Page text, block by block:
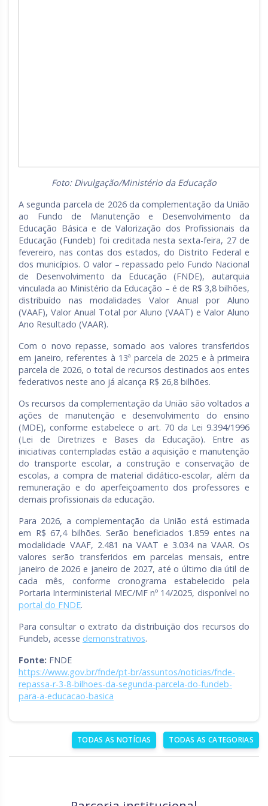
Foto: Divulgação/Ministério da Educação
A segunda parcela de 2026 da complementação da União
ao Fundo de Manutenção e Desenvolvimento da
Educação Básica e de Valorização dos Profissionais da
Educação (Fundeb) foi creditada nesta sexta-feira, 27 de
fevereiro, nas contas dos estados, do Distrito Federal e
dos municípios. O valor – repassado pelo Fundo Nacional
de Desenvolvimento da Educação (FNDE), autarquia
vinculada ao Ministério da Educação – é de R$ 3,8 bilhões,
distribuído nas modalidades Valor Anual por Aluno
(VAAF), Valor Anual Total por Aluno (VAAT) e Valor Aluno
Ano Resultado (VAAR).
Com o novo repasse, somado aos valores transferidos
em janeiro, referentes à 13ª parcela de 2025 e à primeira
parcela de 2026, o total de recursos destinados aos entes
federativos neste ano já alcança R$ 26,8 bilhões.
Os recursos da complementação da União são voltados a
ações de manutenção e desenvolvimento do ensino
(MDE), conforme estabelece o art. 70 da Lei 9.394/1996
(Lei de Diretrizes e Bases da Educação). Entre as
iniciativas contempladas estão a aquisição e manutenção
do transporte escolar, a construção e conservação de
escolas, a compra de material didático-escolar, além da
remuneração e do aperfeiçoamento dos professores e
demais profissionais da educação.
Para 2026, a complementação da União está estimada
em R$ 67,4 bilhões. Serão beneficiados 1.859 entes na
modalidade VAAF, 2.481 na VAAT e 3.034 na VAAR. Os
valores serão transferidos em parcelas mensais, entre
janeiro de 2026 e janeiro de 2027, até o último dia útil de
cada mês, conforme cronograma estabelecido pela
Portaria Interministerial MEC/MF nº 14/2025, disponível no
portal do FNDE.
Para consultar o extrato da distribuição dos recursos do
Fundeb, acesse demonstrativos.
Fonte: FNDE
https://www.gov.br/fnde/pt-br/assuntos/noticias/fnde-
repassa-r-3-8-bilhoes-da-segunda-parcela-do-fundeb-
para-a-educacao-basica
TODAS AS NOTÍCIAS TODAS AS CATEGORIAS